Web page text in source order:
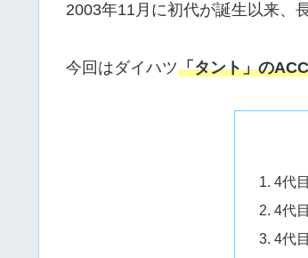
2003年11月に初代が誕生以来、
今回はダイハツ「タント」の
4代
4代
4代